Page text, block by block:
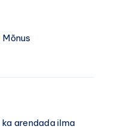
Mõnus
arendada ilma